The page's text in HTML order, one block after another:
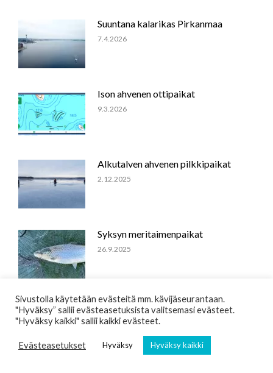
Suuntana kalarikas Pirkanmaa
7.4.2026
Ison ahvenen ottipaikat
9.3.2026
Alkutalven ahvenen pilkkipaikat
2.12.2025
Syksyn meritaimenpaikat
26.9.2025
Viisi vinkkiä rantakalastukseen
keväällä
Sivustolla käytetään evästeitä mm. kävijäseurantaan.
"Hyväksy” sallii evästeasetuksista valitsemasi evästeet.
"Hyväksy kaikki" sallii kaikki evästeet.
Evästeasetukset Hyväksy Hyväksy kaikki